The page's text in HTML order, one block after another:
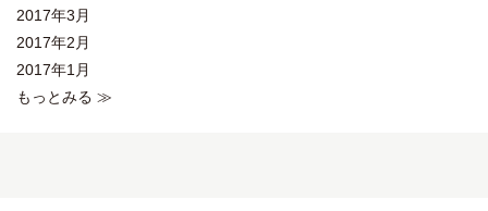
2017年3月
2017年2月
2017年1月
もっとみる ≫